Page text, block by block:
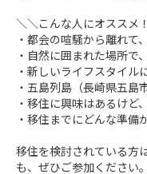
＼＼こんな人にオススメ
・都会の喧騒から離れて
・自然に囲まれた場所で
・新しいライフスタイル
・五島列島（長崎県五島
・移住に興味はあるけど
・移住までにどんな準備
移住を検討されている方
も、ぜひご参加ください。